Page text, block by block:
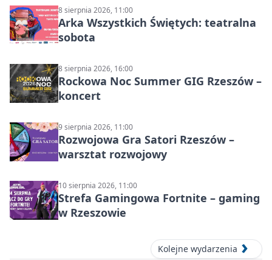
8 sierpnia 2026, 11:00
Arka Wszystkich Świętych: teatralna
sobota
8 sierpnia 2026, 16:00
Rockowa Noc Summer GIG Rzeszów –
koncert
9 sierpnia 2026, 11:00
Rozwojowa Gra Satori Rzeszów –
warsztat rozwojowy
10 sierpnia 2026, 11:00
Strefa Gamingowa Fortnite – gaming
w Rzeszowie
Kolejne wydarzenia